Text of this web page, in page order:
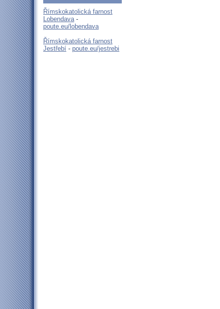
Římskokatolická farnost
Lobendava-
poute.eu/lobendava
Římskokatolická farnost
Jestřebí - poute.eu/jestrebi